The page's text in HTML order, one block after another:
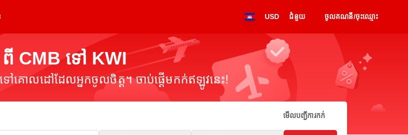
USD ជំនួយ ចូលគណនី/ចុះឈ្មោះ
ពី CMB ទៅ KWI
ៅគោលដៅដែលអ្នកចូលចិត្ត។ ចាប់ផ្តើមកក់ឥឡូវនេះ!
មើលបញ្ជីការកក់